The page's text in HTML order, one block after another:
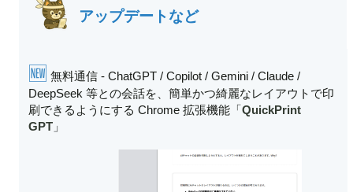
アップデートなど